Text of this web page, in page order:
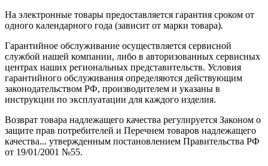
На электронные товары предоставляется гарантия сроком от
одного календарного года (зависит от марки товара).
Гарантийное обслуживание осуществляется сервисной
службой нашей компании, либо в авторизованных сервисных
центрах наших региональных представительств. Условия
гарантийного обслуживания определяются действующим
законодательством РФ, производителем и указаны в
инструкции по эксплуатации для каждого изделия.
Возврат товара надлежащего качества регулируется Законом о
защите прав потребителей и Перечнем товаров надлежащего
качества... утвержденным постановлением Правительства РФ
от 19/01/2001 №55.